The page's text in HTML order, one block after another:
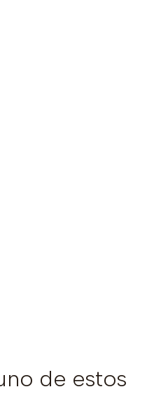
de estos